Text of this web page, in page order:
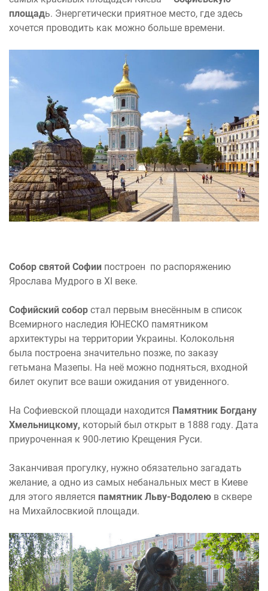
площадь. Энергетически приятное место, где здесь
хочется проводить как можно больше времени.
Собор святой Софии построен по распоряжению
Ярослава Мудрого в XI веке.
Софийский собор стал первым внесённым в список
Всемирного наследия ЮНЕСКО памятником
архитектуры на территории Украины. Колокольня
была построена значительно позже, по заказу
гетьмана Мазепы. На неё можно подняться, входной
билет окупит все ваши ожидания от увиденного.
На Софиевской площади находится Памятник Богдану
Хмельницкому, который был открыт в 1888 году. Дата
приуроченная к 900-летию Крещения Руси.
Заканчивая прогулку, нужно обязательно загадать
желание, а одно из самых небанальных мест в Киеве
для этого является памятник Льву-Водолею в сквере
на Михайлосвкиой площади.